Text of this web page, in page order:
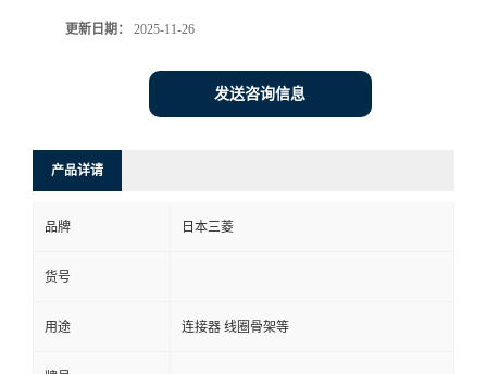
更新日期： 2025-11-26
发送咨询信息
产品详请
品牌 日本三菱
货号
用途 连接器 线圈骨架等